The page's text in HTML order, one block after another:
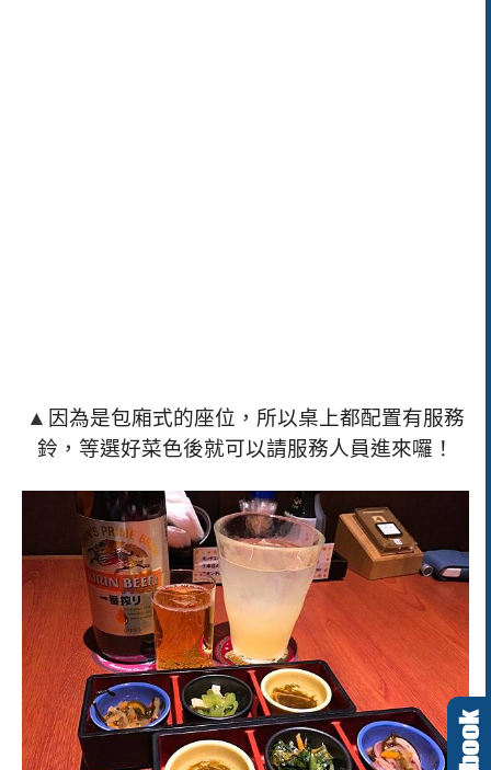
▲ 因為是包廂式的座位，所以桌上都配置有服務
鈴，等選好菜色後就可以請服務人員進來囉！